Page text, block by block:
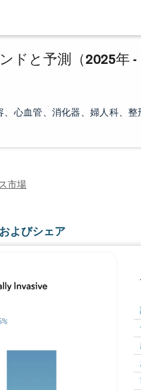
ドと予測（2025年 -
心血管、消化器、婦人科、整
市場
よびシェア